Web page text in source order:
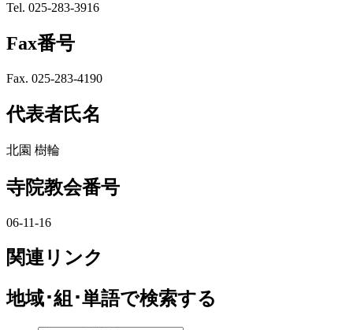
Tel. 025-283-3916
Fax番号
Fax. 025-283-4190
代表者氏名
北園 樹輪
寺院教会番号
06-11-16
関連リンク
地域･組･単語で検索する